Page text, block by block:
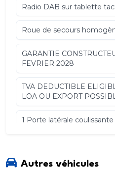
Radio DAB sur tablette
Roue de secours
GARANTIE
FEVRIER 2028
TVA DEDUCTIBLE
LOA OU EXPORT
1 Porte latérale coulissante
ABS
Autres véhicules